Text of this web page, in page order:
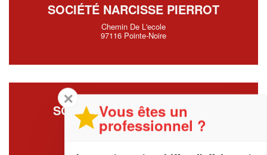
SOCIÉTÉ NARCISSE PIERROT
Chemin De L'ecole
97116 Pointe-Noire
SOCIÉTÉ PRADEL LAURENT
Rue Raie D'eau
97116 Pointe-Noire
✕
Vous êtes un
professionnel ?